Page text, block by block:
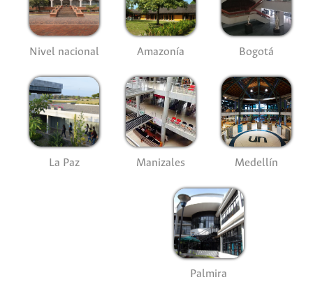
Nivel nacional Amazonía Bogotá
La Paz Manizales Medellín
Palmira